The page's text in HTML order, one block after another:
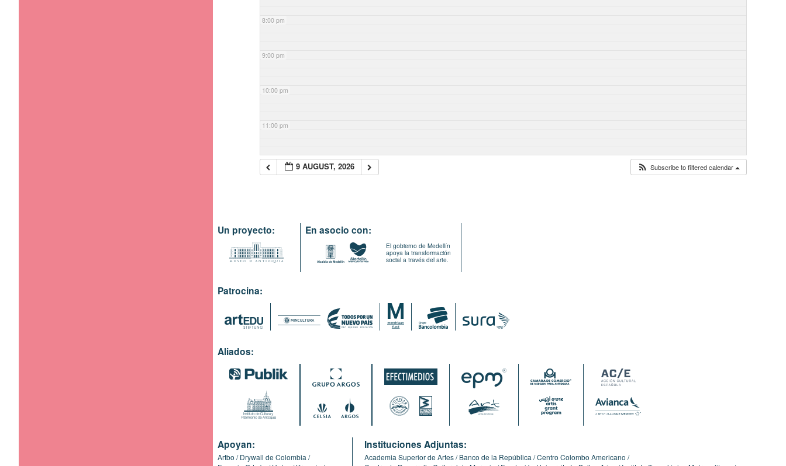
8:00 pm
9:00 pm
10:00 pm
11:00 pm
9 AUGUST, 2026 Subscribe to filtered calendar
Un proyecto: En asocio con:
El gobierno de Medellín
apoya la transformación
social a través del arte.
Patrocina:
Aliados:
Apoyan:
Artbo
Drywall de Colombia
Instituciones Adjuntas:
Academia Superior de Artes Banco de la República Centro Colombo Americano